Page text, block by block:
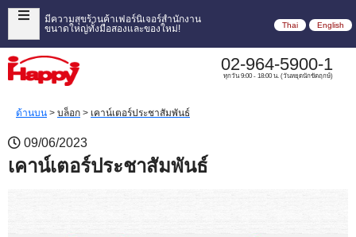
มีความสุขร้านค้าเฟอร์นิเจอร์สำนักงาน
ขนาดใหญ่ทั้งมือสองและของใหม่!
Thai English
02-964-5900-1
ทุกวัน 9:00 - 18:00 น. (วันหยุดนักขัตฤกษ์)
ด้านบน > บล็อก > เคาน์เตอร์ประชาสัมพันธ์
09/06/2023
เคาน์เตอร์ประชาสัมพันธ์